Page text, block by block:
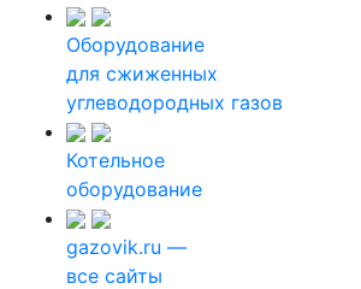
Оборудование
для сжиженных
углеводородных газов
Котельное
оборудование
gazovik.ru —
все сайты